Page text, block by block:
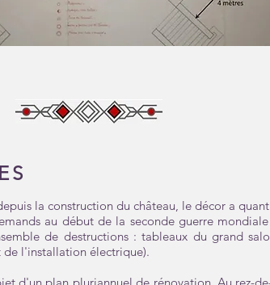
la construction du château, le décor a
au début de la seconde guerre
de destructions : tableaux du grand
de l'installation électrique).